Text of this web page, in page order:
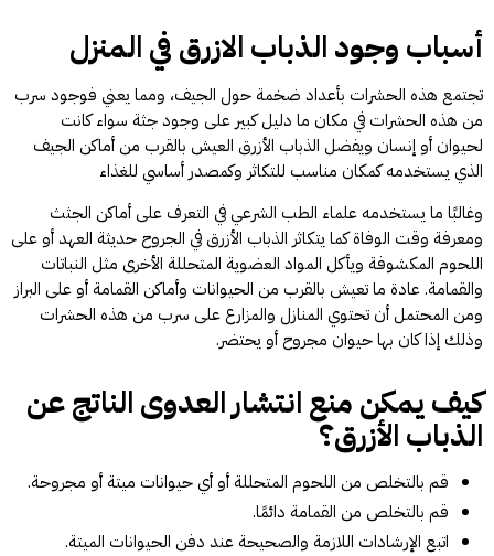
أسباب وجود الذباب الازرق في المنزل
تجتمع هذه الحشرات بأعداد ضخمة حول الجيف، ومما يعني فوجود سرب
من هذه الحشرات في مكان ما دليل كبير على وجود جثة سواء كانت
لحيوان أو إنسان ويفضل الذباب الأزرق العيش بالقرب من أماكن الجيف
الذي يستخدمه كمكان مناسب للتكاثر وكمصدر أساسي للغذاء
وغالبًا ما يستخدمه علماء الطب الشرعي في التعرف على أماكن الجثث
ومعرفة وقت الوفاة كما يتكاثر الذباب الأزرق في الجروح حديثة العهد أو على
اللحوم المكشوفة ويأكل المواد العضوية المتحللة الأخرى مثل النباتات
والقمامة. عادة ما تعيش بالقرب من الحيوانات وأماكن القمامة أو على البراز
ومن المحتمل أن تحتوي المنازل والمزارع على سرب من هذه الحشرات
وذلك إذا كان بها حيوان مجروح أو يحتضر.
كيف يمكن منع انتشار العدوى الناتج عن
الذباب الأزرق؟
قم بالتخلص من اللحوم المتحللة أو أي حيوانات ميتة أو مجروحة.
قم بالتخلص من القمامة دائمًا.
اتبع الإرشادات اللازمة والصحيحة عند دفن الحيوانات الميتة.